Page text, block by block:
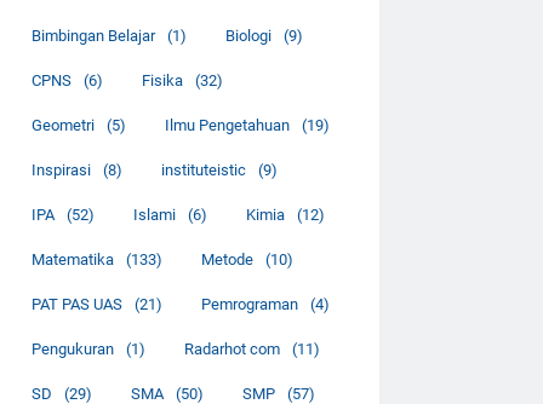
Bimbingan Belajar (1) Biologi (9)
CPNS (6) Fisika (32)
Geometri (5) Ilmu Pengetahuan (19)
Inspirasi (8) instituteistic (9)
IPA (52) Islami (6) Kimia (12)
Matematika (133) Metode (10)
PAT PAS UAS (21) Pemrograman (4)
Pengukuran (1) Radarhot com (11)
SD (29) SMA (50) SMP (57)